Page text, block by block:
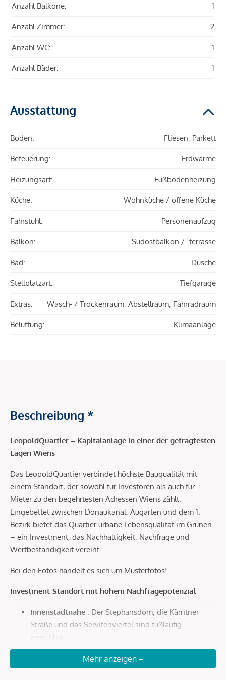
Anzahl Balkone: 1
Anzahl Zimmer: 2
Anzahl WC: 1
Anzahl Bäder: 1
Ausstattung
Boden: Fliesen, Parkett
Befeuerung: Erdwärme
Heizungsart: Fußbodenheizung
Küche: Wohnküche / offene Küche
Fahrstuhl: Personenaufzug
Balkon: Südostbalkon / -terrasse
Bad: Dusche
Stellplatzart: Tiefgarage
Extras: Wasch- / Trockenraum, Abstellraum, Fahrradraum
Belüftung: Klimaanlage
Beschreibung *
LeopoldQuartier – Kapitalanlage in einer der gefragtesten
Lagen Wiens
Das LeopoldQuartier verbindet höchste Bauqualität mit
einem Standort, der sowohl für Investoren als auch für
Mieter zu den begehrtesten Adressen Wiens zählt.
Eingebettet zwischen Donaukanal, Augarten und dem 1.
Bezirk bietet das Quartier urbane Lebensqualität im Grünen
– ein Investment, das Nachhaltigkeit, Nachfrage und
Wertbeständigkeit vereint.
Bei den Fotos handelt es sich um Musterfotos!
Investment-Standort mit hohem Nachfragepotenzial
Innenstadtnähe : Der Stephansdom, die Kärntner
Straße und das Servitenviertel sind fußläufig
erreichbar.
Optimale Anbindung: In wenigen Minuten zur U4
Roßauer Lände, zum Hauptbahnhof und in nur 20
Mehr anzeigen +